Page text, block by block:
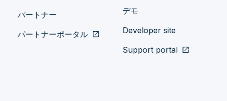
パートナー
パートナーポータル open_in_new
デモ
Developer site
Support portal open_in_new